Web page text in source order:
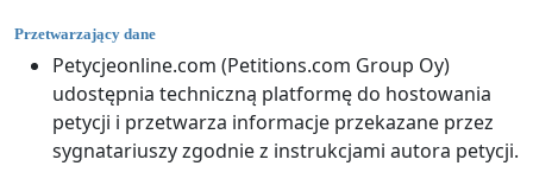
Przetwarzający dane
Petycjeonline.com (Petitions.com Group Oy)
udostępnia techniczną platformę do hostowania
petycji i przetwarza informacje przekazane przez
sygnatariuszy zgodnie z instrukcjami autora petycji.